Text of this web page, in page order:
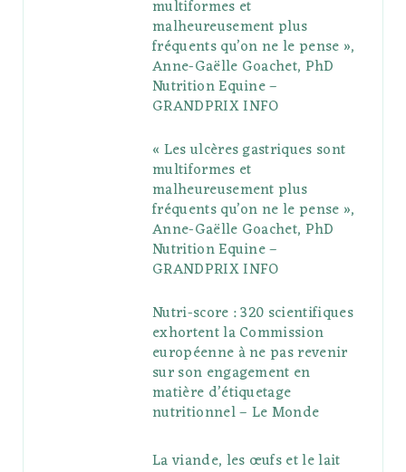
P
l
s
r
a
m
e
s
multiformes et
malheureusement plus
fréquents qu’on ne le pense »,
Anne-Gaëlle Goachet, PhD
Nutrition Equine –
GRANDPRIX INFO
« Les ulcères gastriques sont
multiformes et
malheureusement plus
fréquents qu’on ne le pense »,
Anne-Gaëlle Goachet, PhD
Nutrition Equine –
GRANDPRIX INFO
Nutri-score : 320 scientifiques
exhortent la Commission
européenne à ne pas revenir
sur son engagement en
matière d’étiquetage
nutritionnel – Le Monde
La viande, les œufs et le lait